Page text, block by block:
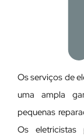
Os serviços de
uma ampla
pequenas
Os eletricistas